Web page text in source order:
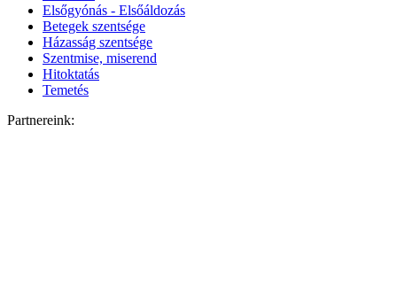
Elsőgyónás - Elsőáldozás
Betegek szentsége
Házasság szentsége
Szentmise, miserend
Hitoktatás
Temetés
Partnereink: